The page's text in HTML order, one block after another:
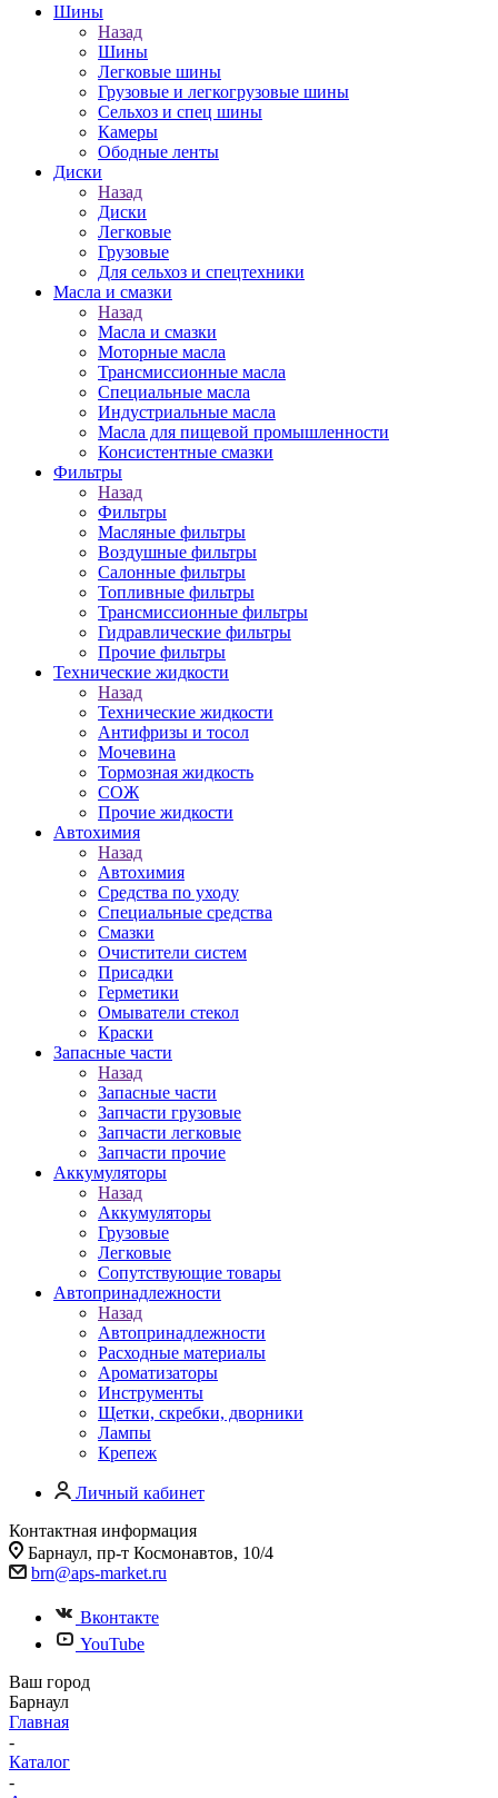
Шины
Назад
Шины
Легковые шины
Грузовые и легкогрузовые шины
Сельхоз и спец шины
Камеры
Ободные ленты
Диски
Назад
Диски
Легковые
Грузовые
Для сельхоз и спецтехники
Масла и смазки
Назад
Масла и смазки
Моторные масла
Трансмиссионные масла
Специальные масла
Индустриальные масла
Масла для пищевой промышленности
Консистентные смазки
Фильтры
Назад
Фильтры
Масляные фильтры
Воздушные фильтры
Салонные фильтры
Топливные фильтры
Трансмиссионные фильтры
Гидравлические фильтры
Прочие фильтры
Технические жидкости
Назад
Технические жидкости
Антифризы и тосол
Мочевина
Тормозная жидкость
СОЖ
Прочие жидкости
Автохимия
Назад
Автохимия
Средства по уходу
Специальные средства
Смазки
Очистители систем
Присадки
Герметики
Омыватели стекол
Краски
Запасные части
Назад
Запасные части
Запчасти грузовые
Запчасти легковые
Запчасти прочие
Аккумуляторы
Назад
Аккумуляторы
Грузовые
Легковые
Сопутствующие товары
Автопринадлежности
Назад
Автопринадлежности
Расходные материалы
Ароматизаторы
Инструменты
Щетки, скребки, дворники
Лампы
Крепеж
Личный кабинет
Контактная информация
Барнаул, пр-т Космонавтов, 10/4
brn@aps-market.ru
Вконтакте
YouTube
Ваш город
Барнаул
Главная
-
Каталог
-